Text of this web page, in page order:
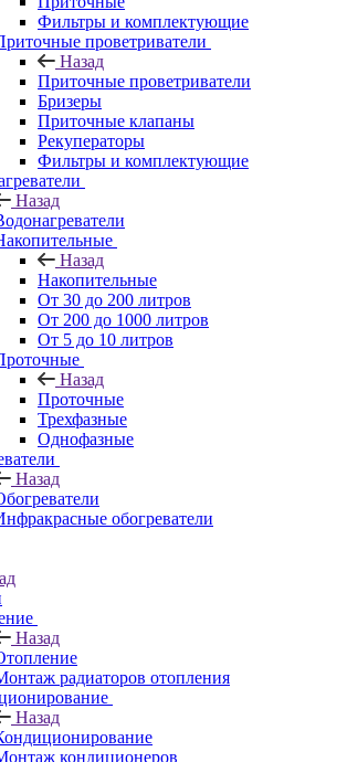
Фильтры и комплектующие
проветриватели
Назад
Приточные проветриватели
Бризеры
Приточные клапаны
Рекуператоры
Фильтры и комплектующие
Назад
Назад
Накопительные
От 30 до 200 литров
От 200 до 1000 литров
От 5 до 10 литров
Назад
Проточные
Трехфазные
Однофазные
Назад
обогреватели
Назад
радиаторов отопления
Назад
кондиционеров